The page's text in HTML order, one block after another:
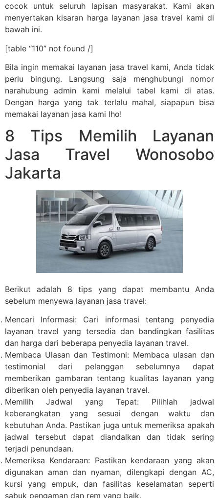
cocok untuk seluruh lapisan masyarakat. Kami akan
menyertakan kisaran harga layanan jasa travel kami di
bawah ini.
[table “110” not found /]
Bila ingin memakai layanan jasa travel kami, Anda tidak
perlu bingung. Langsung saja menghubungi nomor
narahubung admin kami melalui tabel kami di atas.
Dengan harga yang tak terlalu mahal, siapapun bisa
memakai layanan jasa kami lho!
8 Tips Memilih Layanan
Jasa Travel Wonosobo
Jakarta
Berikut adalah 8 tips yang dapat membantu Anda
sebelum menyewa layanan jasa travel:
Mencari Informasi: Cari informasi tentang penyedia
layanan travel yang tersedia dan bandingkan fasilitas
dan harga dari beberapa penyedia layanan travel.
Membaca Ulasan dan Testimoni: Membaca ulasan dan
testimonial dari pelanggan sebelumnya dapat
memberikan gambaran tentang kualitas layanan yang
diberikan oleh penyedia layanan travel.
Memilih Jadwal yang Tepat: Pilihlah jadwal
keberangkatan yang sesuai dengan waktu dan
kebutuhan Anda. Pastikan juga untuk memeriksa apakah
jadwal tersebut dapat diandalkan dan tidak sering
terjadi penundaan.
Memeriksa Kendaraan: Pastikan kendaraan yang akan
digunakan aman dan nyaman, dilengkapi dengan AC,
kursi yang empuk, dan fasilitas keselamatan seperti
sabuk pengaman dan rem yang baik.